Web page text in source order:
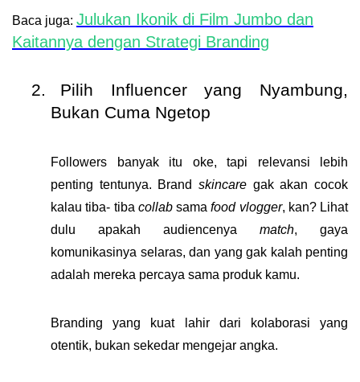
Baca juga: Julukan Ikonik di Film Jumbo dan
Kaitannya dengan Strategi Branding
2.
Pilih Influencer yang Nyambung,
Bukan Cuma Ngetop
Followers banyak itu oke, tapi relevansi lebih
penting tentunya. Brand skincare gak akan cocok
kalau tiba- tiba collabsamafood vlogger, kan? Lihat
dulu apakah audiencenya match, gaya
komunikasinya selaras, dan yang gak kalah penting
adalah mereka percaya sama produk kamu.
Branding yang kuat lahir dari kolaborasi yang
otentik, bukan sekedar mengejar angka.